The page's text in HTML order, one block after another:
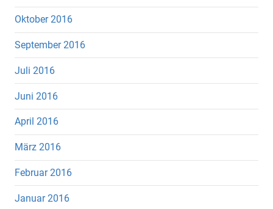
Oktober 2016
September 2016
Juli 2016
Juni 2016
April 2016
März 2016
Februar 2016
Januar 2016